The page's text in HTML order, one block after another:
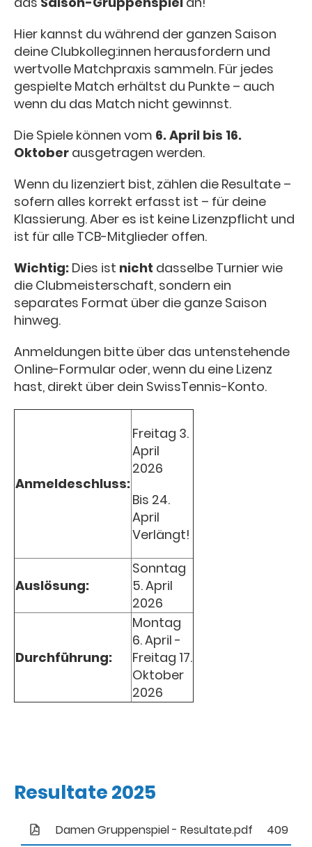
Hier kannst du während der ganzen Saison
deine Clubkolleg:innen herausfordern und
wertvolle Matchpraxis sammeln. Für jedes
gespielte Match erhältst du Punkte – auch
wenn du das Match nicht gewinnst.
Die Spiele können vom 6. April bis 16.
Oktober ausgetragen werden.
Wenn du lizenziert bist, zählen die Resultate –
sofern alles korrekt erfasst ist – für deine
Klassierung. Aber es ist keine Lizenzpflicht und
ist für alle TCB-Mitglieder offen.
Wichtig: Dies ist nicht dasselbe Turnier wie
die Clubmeisterschaft, sondern ein
separates Format über die ganze Saison
hinweg.
Anmeldungen bitte über das untenstehende
Online-Formular oder, wenn du eine Lizenz
hast, direkt über dein SwissTennis-Konto.
Anmeldeschluss:
Freitag 3.
April
2026
Bis 24.
April
Verlängt!
Auslösung:
Sonntag
5. April
2026
Durchführung:
Montag
6. April -
Freitag 17.
Oktober
2026
Resultate 2025
Damen Gruppenspiel - Resultate.pdf 409 KB